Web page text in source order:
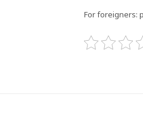
For foreigners: